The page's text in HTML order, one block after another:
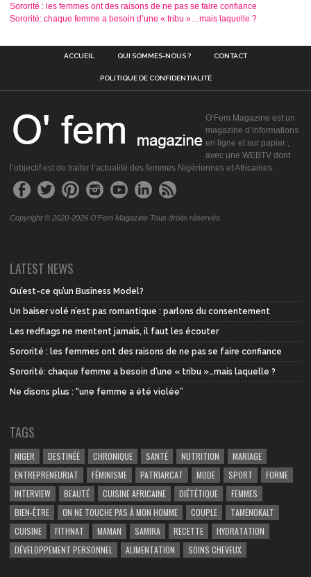
Sororité : les femmes ont des raisons de ne pas se faire confiance
Sororité: chaque femme a besoin d’une « tribu »…mais laquelle ?
ACCUEIL QUI SOMMES-NOUS ? CONTACT
POLITIQUE DE CONFIDENTIALITÉ
O’Fem Magazine est un
magazine d’informations
en ligne et sur papier ,
avec une WEBTV dont
l’objectif est de traiter l’actualité des femmes Nigériennes et Africaines.
Copyright © 2020-2026 O'Fem Magazine Tous droits réservés
LATEST NEWS
Qu’est-ce qu’un Business Model?
Un baiser volé n’est pas romantique : parlons du consentement
Les redflags ne mentent jamais, il faut les écouter
Sororité : les femmes ont des raisons de ne pas se faire confiance
Sororité: chaque femme a besoin d’une « tribu »…mais laquelle ?
Ne disons plus : “une femme a été violée”
TAGS
NIGER DESTINÉÉ CHRONIQUE SANTÉ NUTRITION
MARIAGE
ENTREPRENEURIAT
FÉMINISME PATRIARCAT MODE SPORT
FORME
INTERVIEW
BEAUTÉ CUISINE AFRICAINE DIÉTÉTIQUE
FEMMES
BIEN-ÊTRE
ON NE TOUCHE PAS À MON HOMME COUPLE
TAMENOKALT
CUISINE
FITHNAT MAMAN SAMIRA RECETTE
HYDRATATION
DÉVELOPPEMENT PERSONNEL
ALIMENTATION SOINS CHEVEUX